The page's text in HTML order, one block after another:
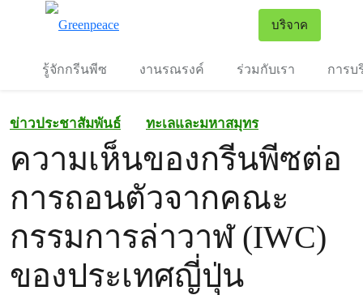
บริจาค
รู้จักกรีนพีซ งานรณรงค์ ร่วมกับเรา การบ
ข่าวประชาสัมพันธ์ ทะเลและมหาสมุทร
ความเห็นของกรีนพีซต่อ
การถอนตัวจากคณะ
กรรมการล่าวาฬ (IWC)
ของประเทศญี่ปุ่น